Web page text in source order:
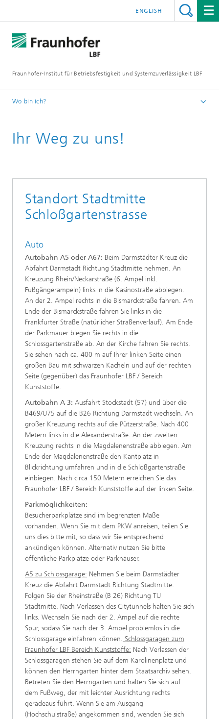
Fraunhofer-Institut für Betriebsfestigkeit und Systemzuverlässigkeit LBF
ENGLISH
Wo bin ich?
Kontakt & Standorte
Ihr Weg zu uns!
Standort Stadtmitte
Schloßgartenstrasse
Auto
Autobahn A5 oder A67: Beim Darmstädter Kreuz die
Abfahrt Darmstadt Richtung Stadtmitte nehmen. An
Kreuzung Rhein/Neckarstraße (6. Ampel inkl.
Fußgängerampeln) links in die Kasinostraße abbiegen.
An der 2. Ampel rechts in die Bismarckstraße fahren. Am
Ende der Bismarckstraße fahren Sie links in die
Frankfurter Straße (natürlicher Straßenverlauf). Am Ende
der Parkmauer biegen Sie rechts in die
Schlossgartenstraße ab. An der Kirche fahren Sie rechts.
Sie sehen nach ca. 400 m auf Ihrer linken Seite einen
großen Bau mit schwarzen Kacheln und auf der rechten
Seite (gegenüber) das Fraunhofer LBF / Bereich
Kunststoffe.
Autobahn A 3: Ausfahrt Stockstadt (57) und über die
B469/U75 auf die B26 Richtung Darmstadt wechseln. An
großer Kreuzung rechts auf die Pützerstraße. Nach 400
Metern links in die Alexanderstraße. An der zweiten
Kreuzung rechts in die Magdalenenstraße abbiegen. Am
Ende der Magdalenenstraße den Kantplatz in
Blickrichtung umfahren und in die Schloßgartenstraße
einbiegen. Nach circa 150 Metern erreichen Sie das
Fraunhofer LBF / Bereich Kunststoffe auf der linken Seite.
Parkmöglichkeiten:
Besucherparkplätze sind im begrenzten Maße
vorhanden. Wenn Sie mit dem PKW anreisen, teilen Sie
uns dies bitte mit, so dass wir Sie entsprechend
ankündigen können. Alternativ nutzen Sie bitte
öffentliche Parkplätze oder Parkhäuser.
A5 zu Schlossgarage: Nehmen Sie beim Darmstädter
Kreuz die Abfahrt Darmstadt Richtung Stadtmitte.
Folgen Sie der Rheinstraße (B 26) Richtung TU
Stadtmitte. Nach Verlassen des Citytunnels halten Sie sich
links. Wechseln Sie nach der 2. Ampel auf die rechte
Spur, sodass Sie nach der 3. Ampel problemlos in die
Schlossgarage einfahren können. Schlossgaragen zum
Fraunhofer LBF Bereich Kunststoffe: Nach Verlassen der
Schlossgaragen stehen Sie auf dem Karolinenplatz und
können den Herrngarten hinter dem Staatsarchiv sehen.
Betreten Sie den Herrngarten und halten Sie sich auf
dem Fußweg, der mit leichter Ausrichtung rechts
geradeaus führt. Wenn Sie am Ausgang
(Hochschulstraße) angekommen sind, wenden Sie sich